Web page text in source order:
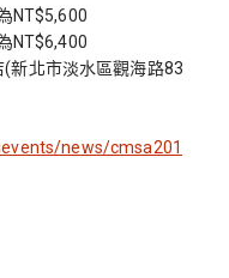
新北市淡水區觀海路83
news/cmsa201